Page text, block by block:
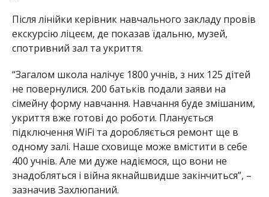
Після лінійки керівник навчального закладу провів
екскурсію ліцеєм, де показав їдальню, музей,
спотривний зал та укриття.
“Загалом школа налічує 1800 учнів, з них 125 дітей
не повернулися. 200 батьків подали заяви на
сімейну форму навчання. Навчання буде змішаним,
укриття вже готові до роботи. Планується
підключення WiFi та доробляється ремонт ще в
одному залі. Наше сховище може вмістити в себе
400 учнів. Але ми дуже надіємося, що вони не
знадобляться і війна якнайшвидше закінчиться”, –
зазначив Захлюпаний.